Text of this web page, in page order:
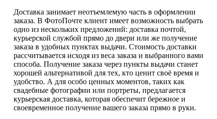
Доставка занимает неотъемлемую часть в оформлении
заказа. В ФотоПочте клиент имеет возможность выбрать
одно из нескольких предложений: доставка почтой,
курьерской службой прямо до двери или же получение
заказа в удобных пунктах выдачи. Стоимость доставки
рассчитывается исходя из веса заказа и выбранного вами
способа. Получение заказа через пункты выдачи станет
хорошей альтернативой для тех, кто ценит своё время и
удобство. А для особо ценных моментов, таких как
свадебные фотографии или портреты, предлагается
курьерская доставка, которая обеспечит бережное и
своевременное получение вашего заказа прямо в руки.